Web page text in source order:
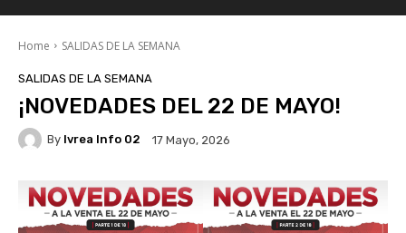
Home SALIDAS DE LA SEMANA
SALIDAS DE LA SEMANA
¡NOVEDADES DEL 22 DE MAYO!
By Ivrea Info 02 17 Mayo, 2026